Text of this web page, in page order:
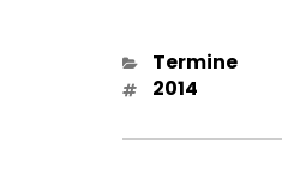
Kategorien
Termine
Schlagwörter
2014